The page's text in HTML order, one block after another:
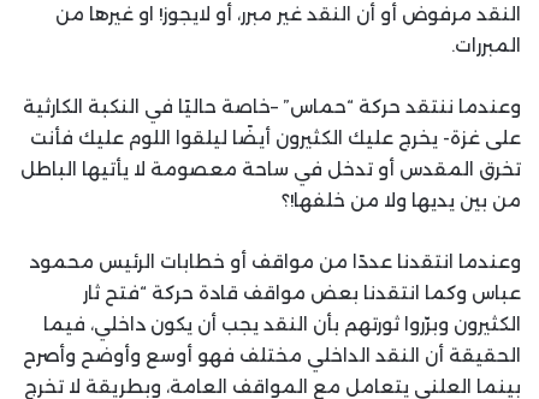
النقد مرفوض أو أن النقد غير مبرر، أو لايجوز! او غيرها من
المبررات.
وعندما ننتقد حركة “حماس” –خاصة حاليًا في النكبة الكارثية
على غزة- يخرج عليك الكثيرون أيضًا ليلقوا اللوم عليك فأنت
تخرق المقدس أو تدخل في ساحة معصومة لا يأتيها الباطل
من بين يديها ولا من خلفها!؟
وعندما انتقدنا عددًا من مواقف أو خطابات الرئيس محمود
عباس وكما انتقدنا بعض مواقف قادة حركة “فتح ثار
الكثيرون وبرّروا ثورتهم بأن النقد يجب أن يكون داخلي، فيما
الحقيقة أن النقد الداخلي مختلف فهو أوسع وأوضح وأصرح
بينما العلني يتعامل مع المواقف العامة، وبطريقة لا تخرج